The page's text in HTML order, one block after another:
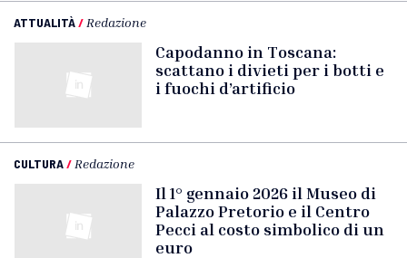
ATTUALITÀ/ Redazione
Capodanno in Toscana:
scattano i divieti per i botti e
i fuochi d’artificio
CULTURA/ Redazione
Il 1° gennaio 2026 il Museo di
Palazzo Pretorio e il Centro
Pecci al costo simbolico di un
euro